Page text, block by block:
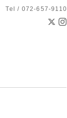
Tel / 072-657-9110